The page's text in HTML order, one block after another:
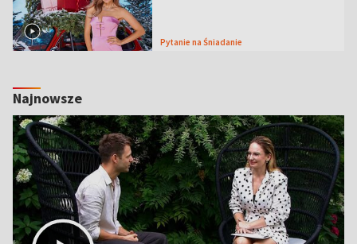
Pytanie na Śniadanie
Najnowsze